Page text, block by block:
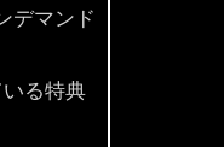
デマンド
る特典